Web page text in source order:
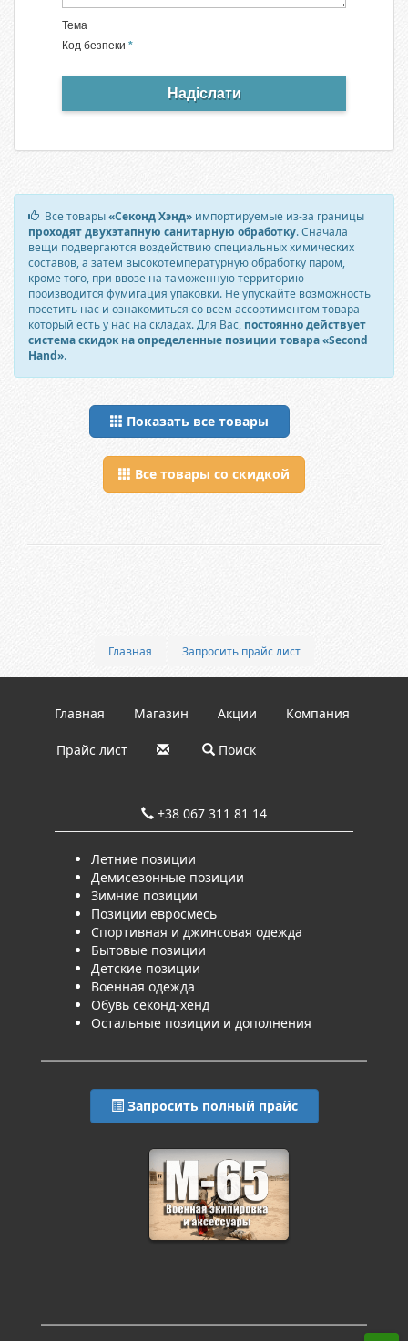
Тема
Код безпеки
Все товары«Секонд Хэнд» импортируемые из-за границы
проходят двухэтапную санитарную обработку. Сначала
вещи подвергаются воздействию специальных химических
составов, а затем высокотемпературную обработку паром,
кроме того, при ввозе на таможенную территорию
производится фумигация упаковки. Не упускайте возможность
посетить нас и ознакомиться со всем ассортиментом товара
который есть у нас на складах. Для Вас, постоянно действует
система скидок на определенные позиции товара «Second
Hand».
Показать все товары
Все товары со скидкой
Главная Запросить прайс лист
Главная Магазин Акции Компания
Прайс лист Поиск
+38 067 311 81 14
Летние позиции
Демисезонные позиции
Зимние позиции
Позиции евросмесь
Спортивная и джинсовая одежда
Бытовые позиции
Детские позиции
Военная одежда
Обувь секонд-хенд
Остальные позиции и дополнения
Запросить полный прайс